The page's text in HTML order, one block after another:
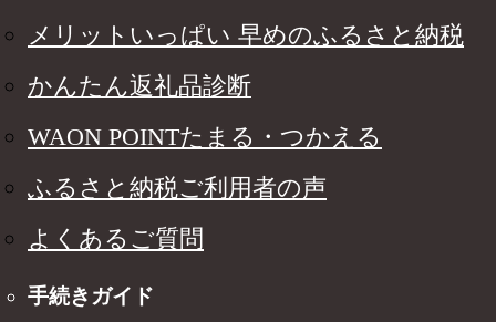
メリットいっぱい 早めのふるさと納税
かんたん返礼品診断
WAON POINTたまる・つかえる
ふるさと納税ご利用者の声
よくあるご質問
手続きガイド